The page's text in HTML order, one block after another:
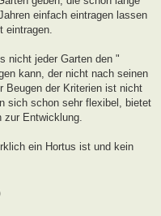
einfach eintragen lassen
eintragen.
nicht jeder Garten den "
kann, der nicht nach seinen
Beugen der Kriterien ist nicht
sich schon sehr flexibel, bietet
Entwicklung.
ein Hortus ist und kein